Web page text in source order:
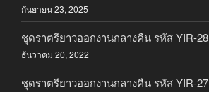
กันยายน 23, 2025
ชุดราตรียาวออกงานกลางคืน รหัส YIR-28
ธันวาคม 20, 2022
ชุดราตรียาวออกงานกลางคืน รหัส YIR-27